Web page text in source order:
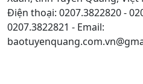
Điện thoại: 0207.3822820 -
0207.3822821 - Email: